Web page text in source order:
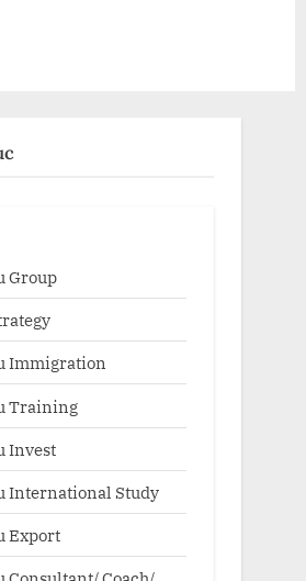
Group
Immigration
Training
Invest
International Study
Export